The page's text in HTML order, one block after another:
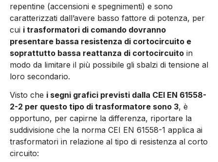
repentine (accensioni e spegnimenti) e sono
caratterizzati dall’avere basso fattore di potenza, per
cui i trasformatori di comando dovranno
presentare bassa resistenza di cortocircuito e
soprattutto bassa reattanza di cortocircuito in
modo da limitare il più possibile gli sbalzi di tensione al
loro secondario.
Visto che i segni grafici previsti dalla CEI EN 61558-
2-2 per questo tipo di trasformatore sono 3, è
opportuno, per capirne la differenza, riportare la
suddivisione che la norma CEI EN 61558-1 applica ai
trasformatori in relazione al tipo di resistenza al corto
circuito: